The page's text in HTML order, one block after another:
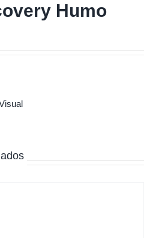
Humo